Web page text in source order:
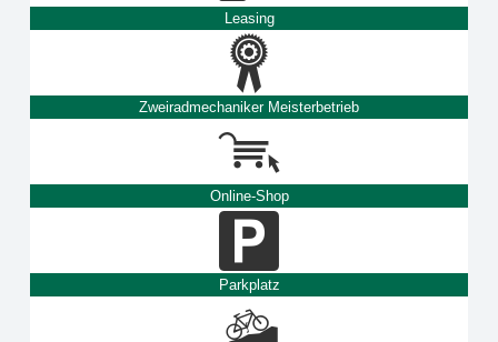
Leasing
Zweiradmechaniker Meisterbetrieb
Online-Shop
Parkplatz